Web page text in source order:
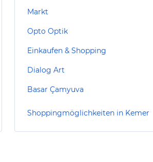
Markt
Opto Optik
Einkaufen & Shopping
Dialog Art
Basar Çamyuva
Shoppingmöglichkeiten in Kemer